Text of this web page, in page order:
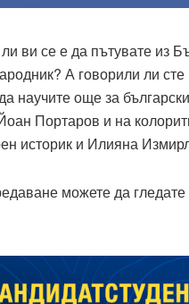
ви се е да пътувате из
А говорили ли
научите още за
Портаров и на
историк и Илияна
можете да гледате